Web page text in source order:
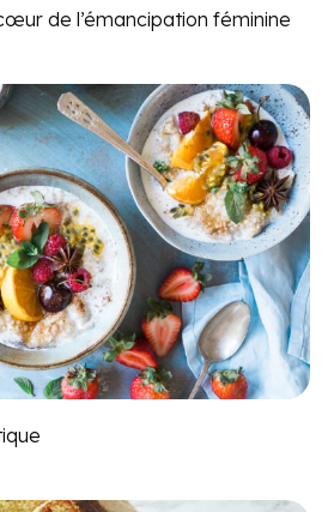
de l’émancipation féminine